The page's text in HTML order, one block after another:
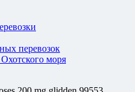
перевозок
моря